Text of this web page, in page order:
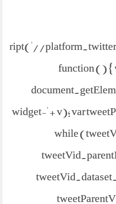
function () {
widget-' + v); var
while